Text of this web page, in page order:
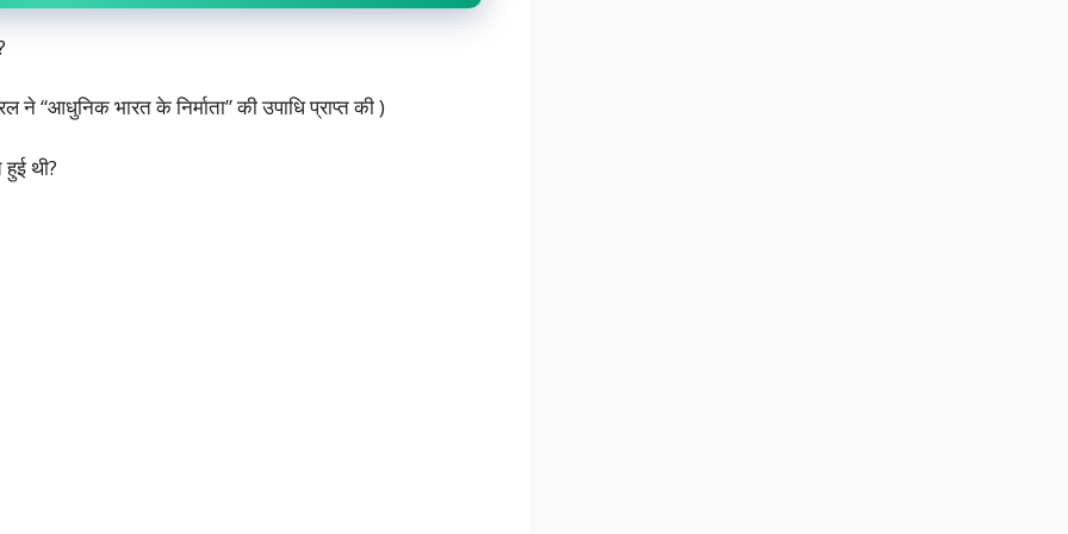
ने “आधुनिक भारत के निर्माता” की उपाधि प्राप्त की )
थी?